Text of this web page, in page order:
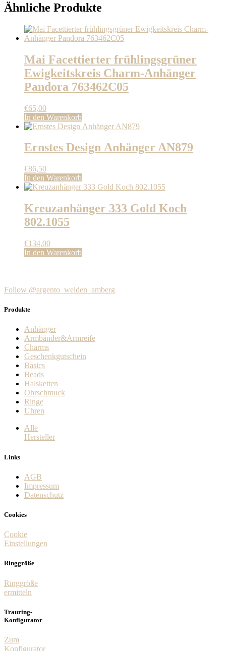
Ähnliche Produkte
Mai Facettierter frühlingsgrüner
Ewigkeitskreis Charm-Anhänger
Pandora 763462C05
€65,00
In den Warenkorb
Ernstes Design Anhänger AN879
€86,50
In den Warenkorb
Kreuzanhänger 333 Gold Koch
802.1055
€134,00
In den Warenkorb
Follow @argento_weiden_amberg
Produkte
Anhänger
Armbänder&Armreife
Charms
Geschenkgutschein
Basics
Beads
Halsketten
Ohrschmuck
Ringe
Uhren
Alle
Hersteller
Links
AGB
Impressum
Datenschutz
Cookies
Cookie
Einstellungen
Ringgröße
Ringgröße
ermitteln
Trauring-
Konfigurator
Zum
Konfigurator